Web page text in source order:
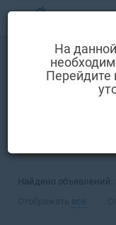
Выбрать язык
Вход и регистрация
Комментарии к
Как добавить
Покупка
Найдено объявлений:
все
На
Перейдите